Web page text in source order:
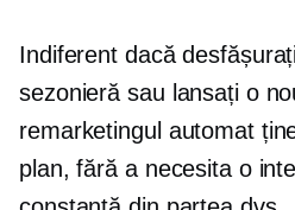
Indiferent dacă
sezonieră sau lansați o
remarketingul automat
plan, fără a necesita o